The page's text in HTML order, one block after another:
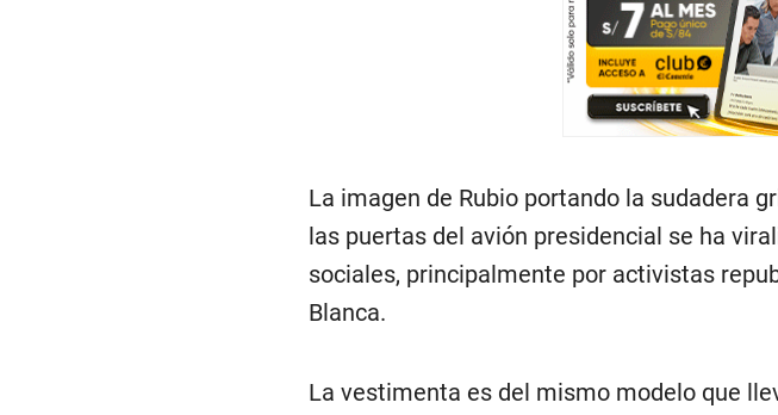
La imagen de Rubio portando la sudadera
las puertas del avión presidencial se ha
sociales, principalmente por activistas
Blanca.
La vestimenta es del mismo modelo que